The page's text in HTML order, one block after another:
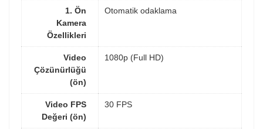
1. Ön
Kamera
Özellikleri
Otomatik odaklama
Video
Çözünürlüğü
(ön)
1080p (Full HD)
Video FPS
Değeri (ön)
30 FPS